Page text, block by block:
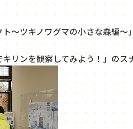
～ツキノワグマの小さな森編～
リンを観察してみよう！」のス